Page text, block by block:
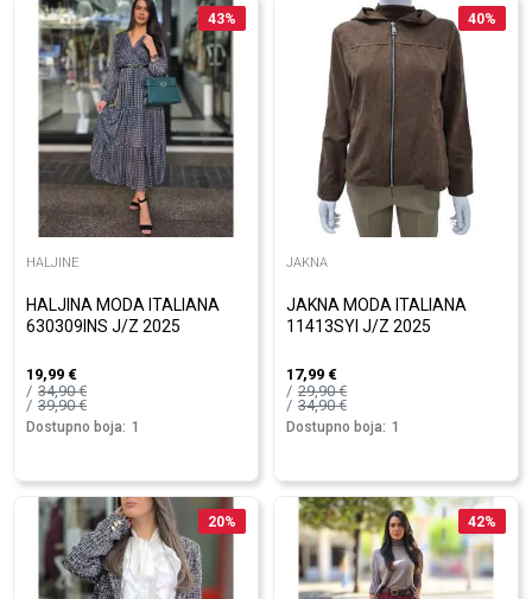
43%
HALJINE
HALJINA MODA ITALIANA
630309INS J/Z 2025
19,99 €
34,90€
39,90€
Dostupno boja: 1
40%
JAKNA
JAKNA MODA ITALIANA
11413SYI J/Z 2025
17,99 €
29,90€
34,90€
Dostupno boja: 1
20% 42%